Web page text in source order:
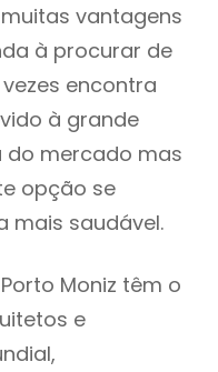
vantagens
à procurar de
encontra
à grande
mercado mas
opção se
mais saudável.
Moniz têm o
e